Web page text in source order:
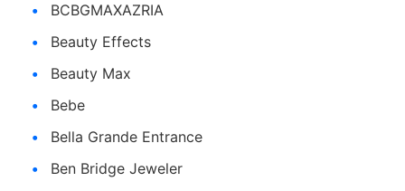
BCBGMAXAZRIA
Beauty Effects
Beauty Max
Bebe
Bella Grande Entrance
Ben Bridge Jeweler